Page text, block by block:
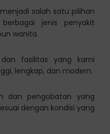
salah satu pilihan
jenis penyakit
wanita.
fasilitas yang kami
lengkap, dan modern.
dan pengobatan yang
dengan kondisi yang